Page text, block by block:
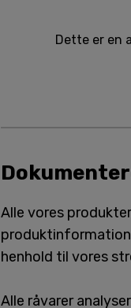
Dette er en
Alle vores
henhold til vores
Alle råvarer